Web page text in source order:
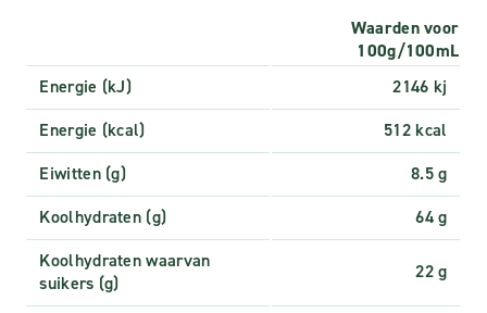
Waarden voor
100g/100mL
Energie (kJ)
2146 kj
Energie (kcal)
512 kcal
Eiwitten (g)
8.5 g
Koolhydraten (g)
64 g
Koolhydraten waarvan
suikers (g)
22 g